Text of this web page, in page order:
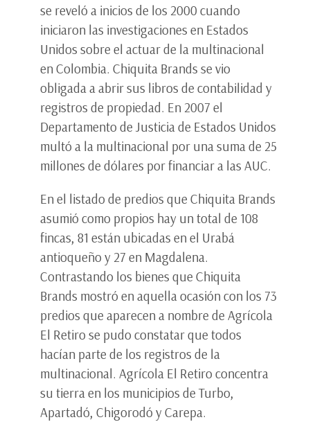
se reveló a inicios de los 2000 cuando
iniciaron las investigaciones en Estados
Unidos sobre el actuar de la multinacional
en Colombia. Chiquita Brands se vio
obligada a abrir sus libros de contabilidad y
registros de propiedad. En 2007 el
Departamento de Justicia de Estados Unidos
multó a la multinacional por una suma de 25
millones de dólares por financiar a las AUC.
En el listado de predios que Chiquita Brands
asumió como propios hay un total de 108
fincas, 81 están ubicadas en el Urabá
antioqueño y 27 en Magdalena.
Contrastando los bienes que Chiquita
Brands mostró en aquella ocasión con los 73
predios que aparecen a nombre de Agrícola
El Retiro se pudo constatar que todos
hacían parte de los registros de la
multinacional. Agrícola El Retiro concentra
su tierra en los municipios de Turbo,
Apartadó, Chigorodó y Carepa.